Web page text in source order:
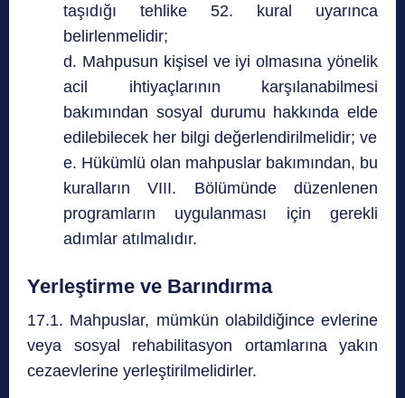
taşıdığı tehlike 52. kural uyarınca
belirlenmelidir;
d. Mahpusun kişisel ve iyi olmasına yönelik
acil ihtiyaçlarının karşılanabilmesi
bakımından sosyal durumu hakkında elde
edilebilecek her bilgi değerlendirilmelidir; ve
e. Hükümlü olan mahpuslar bakımından, bu
kuralların VIII. Bölümünde düzenlenen
programların uygulanması için gerekli
adımlar atılmalıdır.
Yerleştirme ve Barındırma
17.1. Mahpuslar, mümkün olabildiğince evlerine
veya sosyal rehabilitasyon ortamlarına yakın
cezaevlerine yerleştirilmelidirler.